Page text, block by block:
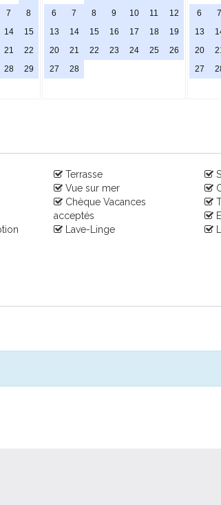
7
8
14
15
21
22
28
29
6
7 8 9 10 11
12
13
14 15 16 17 18
19
20
21 22 23 24 25
26
27
28
6
7
13
20
27
Terrasse
Vue sur mer
Chèque Vacances
acceptés
Lave-Linge